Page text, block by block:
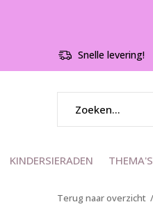
KINDERSIERADEN THEMA'S
Snelle levering!
Terug naar overzicht